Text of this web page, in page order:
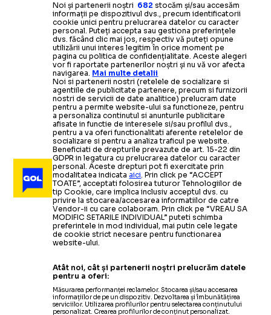
Știrile zilei din sport
Noi și partenerii noștri 682 stocăm și/sau accesăm
informații pe dispozitivul dvs., precum identificatorii
cookie unici pentru prelucrarea datelor cu caracter
personal. Puteți accepta sau gestiona preferințele
dvs. făcând clic mai jos, respectiv vă puteți opune
utilizării unui interes legitim în orice moment pe
pagina cu politica de confidențialitate. Aceste alegeri
vor fi raportate partenerilor noștri și nu vă vor afecta
navigarea. Mai multe detalii
Noi si partenerii nostri (retelele de socializare si
agentiile de publicitate partenere, precum si furnizorii
nostri de servicii de date analitice) prelucram date
pentru a permite website-ului sa functioneze, pentru
a personaliza continutul si anunturile publicitare
afisate in functie de interesele si/sau profilul dvs.,
pentru a va oferi functionalitati aferente retelelor de
socializare si pentru a analiza traficul pe website.
Beneficiati de drepturile prevazute de art. 15-22 din
GDPR in legatura cu prelucrarea datelor cu caracter
personal. Aceste drepturi pot fi exercitate prin
modalitatea indicataaici. Prin click pe “ACCEPT
TOATE”, acceptati folosirea tuturor Tehnologiilor de
tip Cookie, care implica inclusiv acceptul dvs. cu
privire la stocarea/accesarea informatiilor de catre
Vendor-ii cu care colaboram. Prin click pe “VREAU SA
MODIFIC SETARILE INDIVIDUAL” puteti schimba
preferintele in mod individual, mai putin cele legate
de cookie strict necesare pentru functionarea
website-ului.
Atât noi, cât și partenerii noștri prelucrăm datele
pentru a oferi:
Măsurarea performanței reclamelor. Stocarea și/sau accesarea
informațiilor de pe un dispozitiv. Dezvoltarea și îmbunătățirea
serviciilor. Utilizarea profilurilor pentru selectarea conținutului
personalizat. Crearea profilurilor de conținut personalizat.